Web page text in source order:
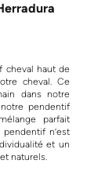
cheval haut de
cheval. Ce
dans notre
pendentif
parfait
n’est
et un
naturels.